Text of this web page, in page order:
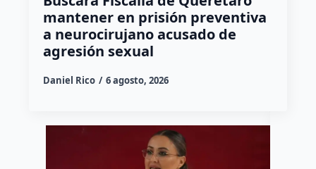
mantener en prisión preventiva
a neurocirujano acusado de
agresión sexual
Daniel Rico 6 agosto, 2026